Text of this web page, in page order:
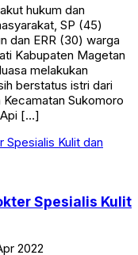
hukum dan
SP (45)
dan ERR (30) warga
Kabupaten Magetan
melakukan
berstatus istri dari
Sukomoro
[…]
Spesialis Kulit
2022